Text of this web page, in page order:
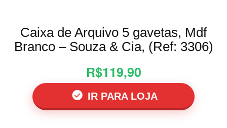
Caixa de Arquivo 5 gavetas, Mdf
Branco – Souza & Cia, (Ref: 3306)
R$119,90
IR PARA LOJA